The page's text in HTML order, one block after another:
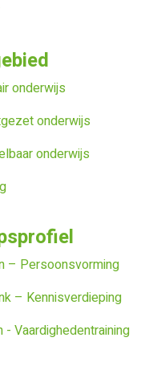
onderwijs
onderwijs
onderwijs
– Persoonsvorming
– Kennisverdieping
- Vaardighedentraining